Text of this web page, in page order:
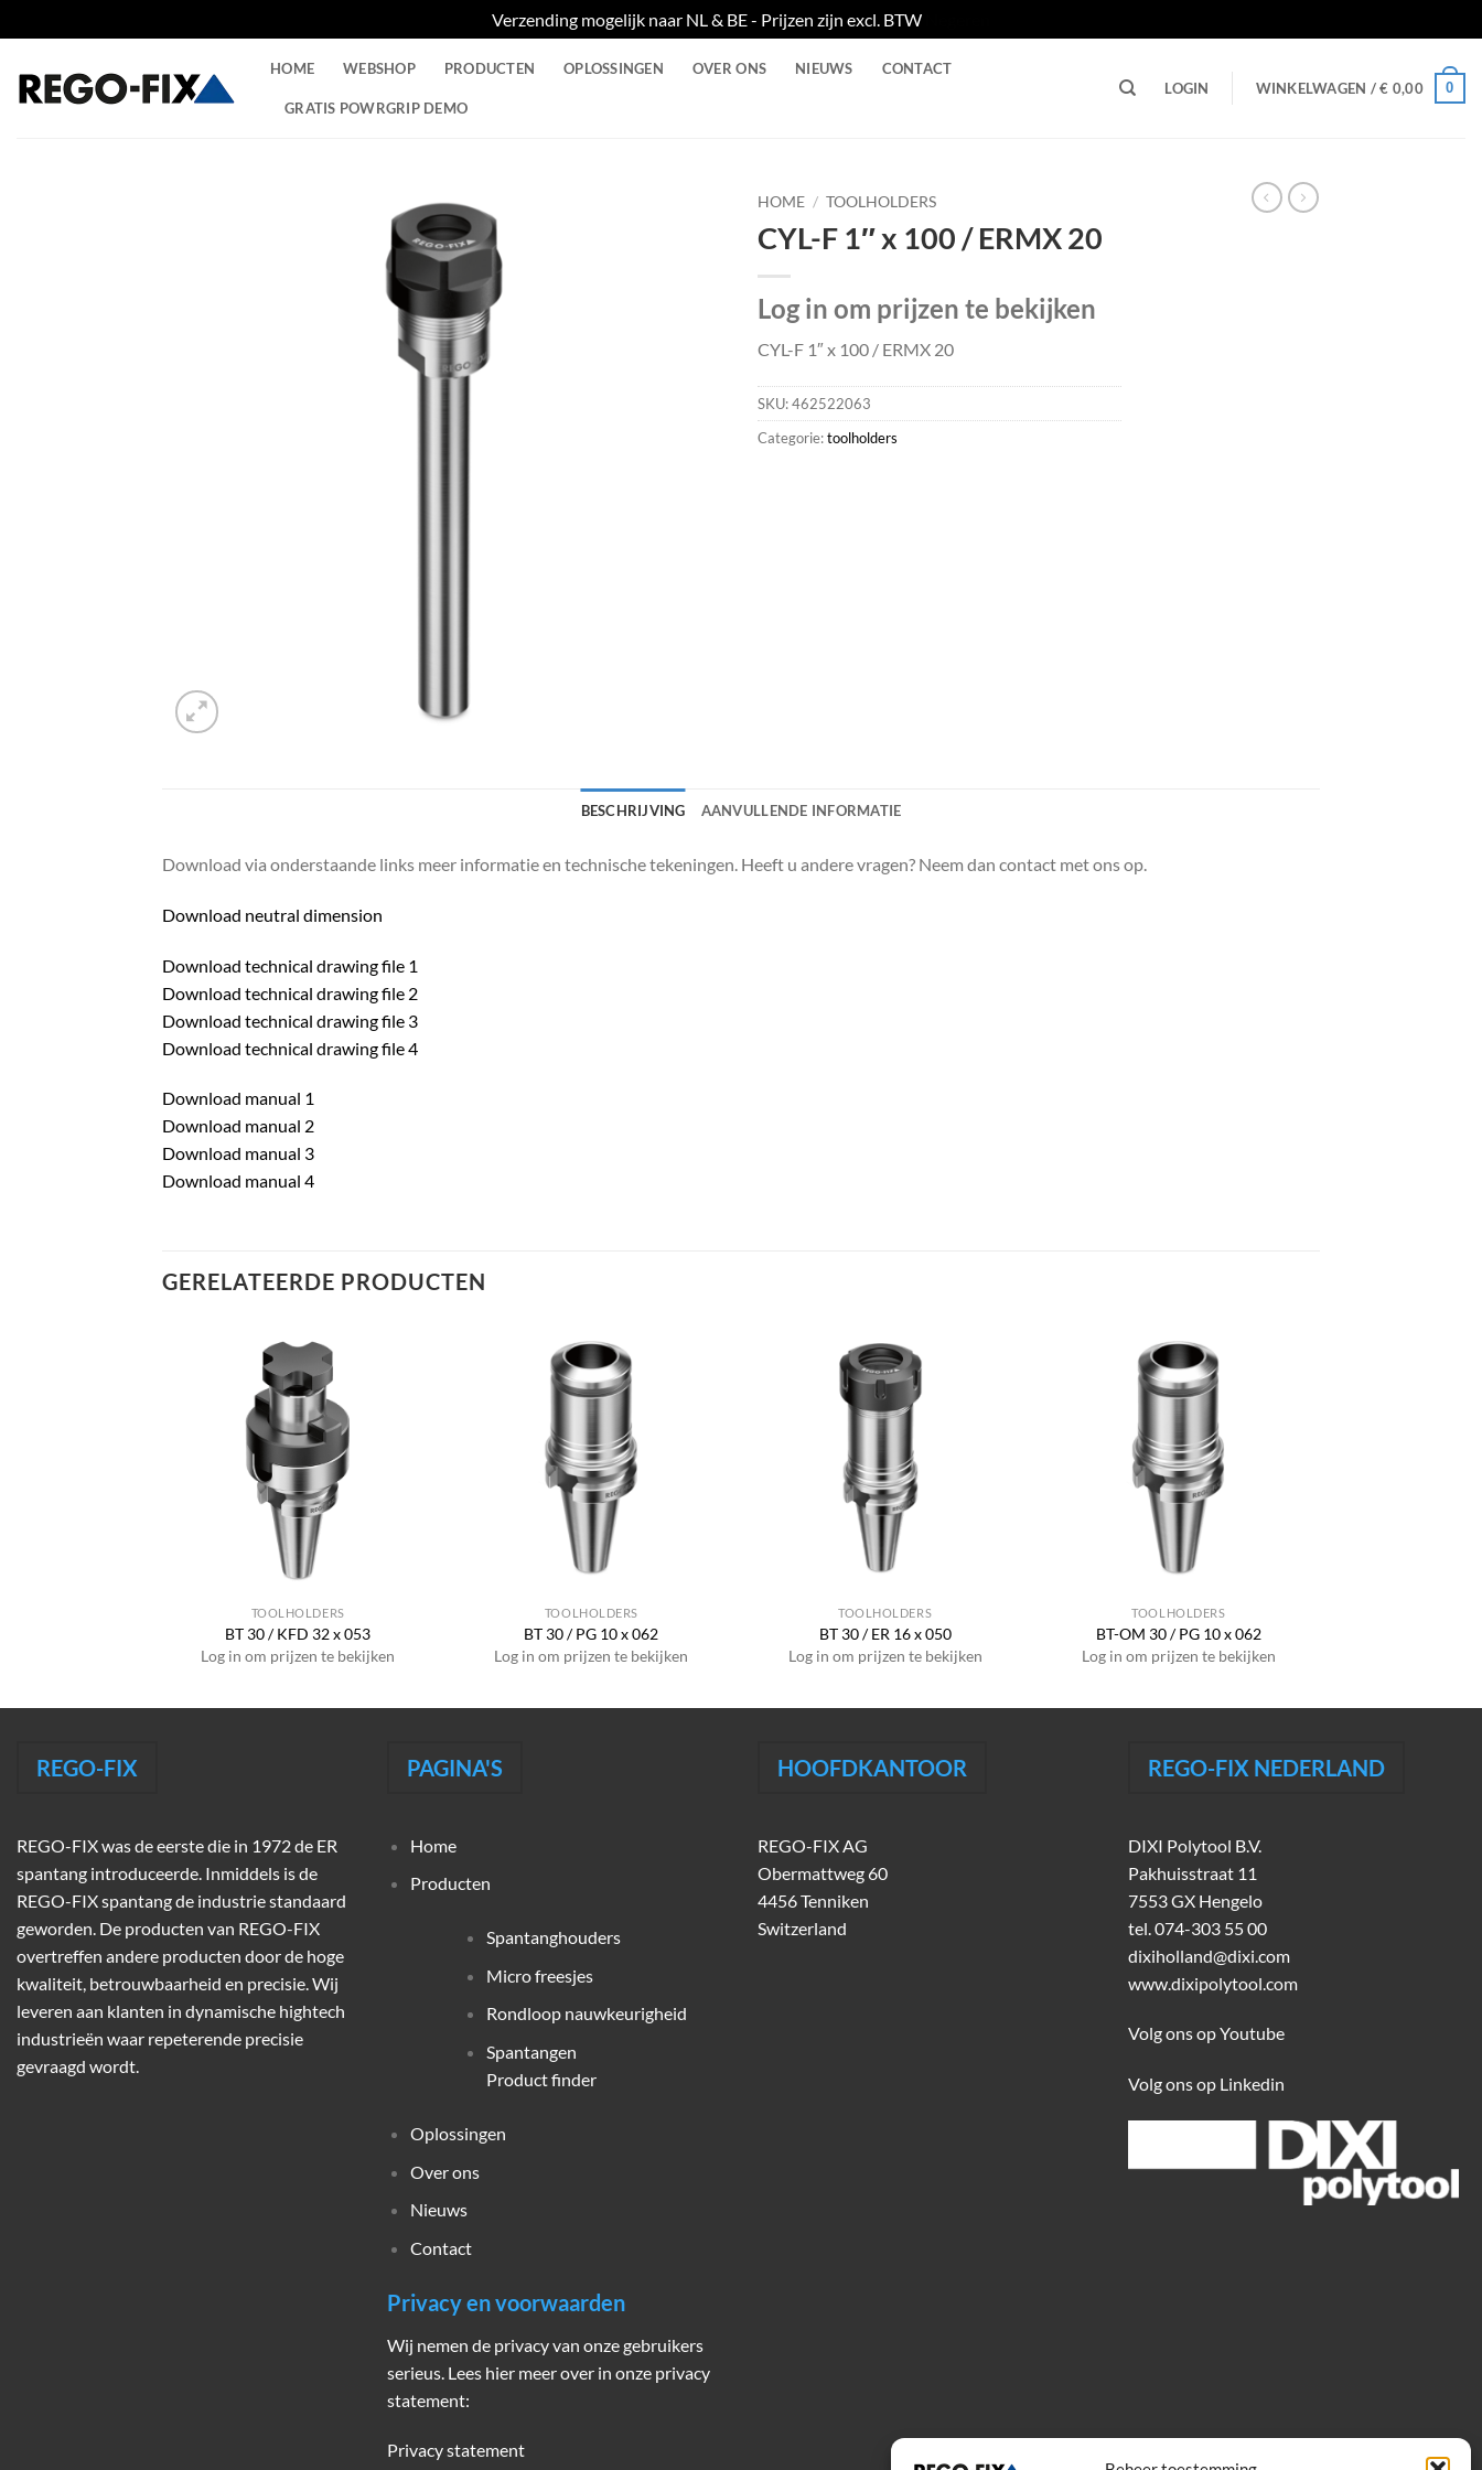
Verzending mogelijk naar NL & BE - Prijzen zijn excl. BTW
naar
inhoud
HOME WEBSHOP PRODUCTEN OPLOSSINGEN OVER ONS NIEUWS CONTACT
GRATIS POWRGRIP DEMO
LOGIN WINKELWAGEN /€ 0,00 0
HOME / TOOLHOLDERS
CYL-F 1″ x 100 / ERMX 20
Log in om prijzen te bekijken
CYL-F 1″ x 100 / ERMX 20
SKU:462522063
Categorie:toolholders
BESCHRIJVING AANVULLENDE INFORMATIE
Download via onderstaande links meer informatie en technische tekeningen. Heeft u andere vragen? Neem dan contact met ons op.
Download neutral dimension
Download technical drawing file 1
Download technical drawing file 2
Download technical drawing file 3
Download technical drawing file 4
Download manual 1
Download manual 2
Download manual 3
Download manual 4
GERELATEERDE PRODUCTEN
TOOLHOLDERS
BT 30 / KFD 32 x 053
Log in om prijzen te bekijken
TOOLHOLDERS
BT 30 / PG 10 x 062
Log in om prijzen te bekijken
TOOLHOLDERS
BT 30 / ER 16 x 050
Log in om prijzen te bekijken
TOOLHOLDERS
BT-OM 30 / PG 10 x 062
Log in om prijzen te bekijken
REGO-FIX
REGO-FIX was de eerste die in 1972 de ER
spantang introduceerde. Inmiddels is de
REGO-FIX spantang de industrie standaard
geworden. De producten van REGO-FIX
overtreffen andere producten door de hoge
kwaliteit, betrouwbaarheid en precisie. Wij
leveren aan klanten in dynamische hightech
industrieën waar repeterende precisie
gevraagd wordt.
PAGINA'S
Home
Producten
Spantanghouders
Micro freesjes
Rondloop nauwkeurigheid
Spantangen
Product finder
Oplossingen
Over ons
Nieuws
Contact
Privacy en voorwaarden
Wij nemen de privacy van onze gebruikers
serieus. Lees hier meer over in onze privacy
statement:
Privacy statement
HOOFDKANTOOR
REGO-FIX AG
Obermattweg 60
4456 Tenniken
Switzerland
REGO-FIX NEDERLAND
DIXI Polytool B.V.
Pakhuisstraat 11
7553 GX Hengelo
tel. 074-303 55 00
dixiholland@dixi.com
www.dixipolytool.com
Volg ons op Youtube
Volg ons op Linkedin